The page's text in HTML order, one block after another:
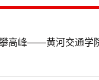
攀高峰——黄河交通学